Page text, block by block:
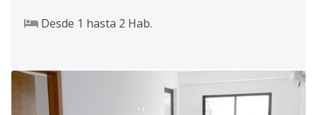
Desde 1 hasta 2 Hab.